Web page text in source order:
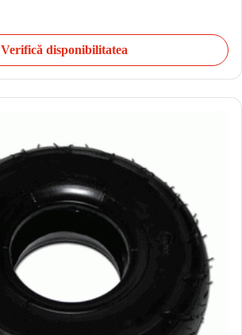
Verifică disponibilitatea